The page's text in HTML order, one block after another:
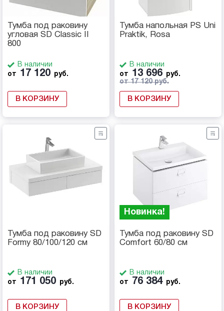
Тумба под раковину
угловая SD Classic II
800
В наличии
от
17 120 руб.
В КОРЗИНУ
Тумба напольная PS Uni
Praktik, Rosa
В наличии
от
13 696
руб.
от 17 120 руб.
В КОРЗИНУ
Тумба под раковину SD
Formy 80/100/120 см
В наличии
от
171 050 руб.
В КОРЗИНУ
Новинка!
Тумба под раковину SD
Comfort 60/80 см
В наличии
от
76 384 руб.
В КОРЗИНУ